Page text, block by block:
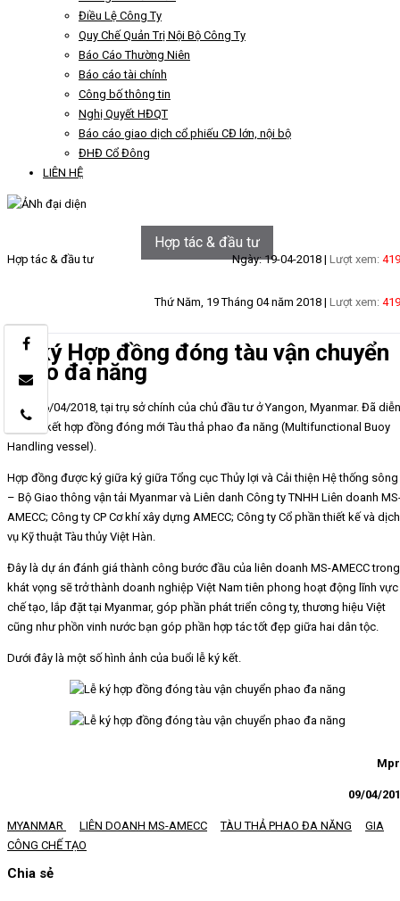
Điều Lệ Công Ty
Quy Chế Quản Trị Nội Bộ Công Ty
Báo Cáo Thường Niên
Báo cáo tài chính
Công bố thông tin
Nghị Quyết HĐQT
Báo cáo giao dịch cổ phiếu CĐ lớn, nội bộ
ĐHĐ Cổ Đông
LIÊN HỆ
Hợp tác & đầu tư
Hợp tác & đầu tư Ngày: 19-04-2018 | Lượt xem:
Thứ Năm, 19 Tháng 04 năm 2018 | Lượt xem:
Lễ ký Hợp đồng đóng tàu vận chuyển
phao đa năng
Ngày 06/04/2018, tại trụ sở chính của chủ đầu tư ở Yangon, Myanmar. Đã diễn
ra lễ ký kết hợp đồng đóng mới Tàu thả phao đa năng (Multifunctional Buoy
Handling vessel).
Hợp đồng được ký giữa ký giữa Tổng cục Thủy lợi và Cải thiện Hệ thống sông
– Bộ Giao thông vận tải Myanmar và Liên danh Công ty TNHH Liên doanh
AMECC; Công ty CP Cơ khí xây dựng AMECC; Công ty Cổ phần thiết kế và dịch
vụ Kỹ thuật Tàu thủy Việt Hàn.
Đây là dự án đánh giá thành công bước đầu của liên doanh MS-AMECC trong
khát vọng sẽ trở thành doanh nghiệp Việt Nam tiên phong hoạt động lĩnh vực
chế tạo, lắp đặt tại Myanmar, góp phần phát triển công ty, thương hiệu Việt
cũng như phồn vinh nước bạn góp phần hợp tác tốt đẹp giữa hai dân tộc.
Dưới đây là một số hình ảnh của buổi lễ ký kết.
09/04/
MYANMAR LIÊN DOANH MS-AMECC TÀU THẢ PHAO ĐA NĂNG
GIA
CÔNG CHẾ TẠO
Chia sẻ